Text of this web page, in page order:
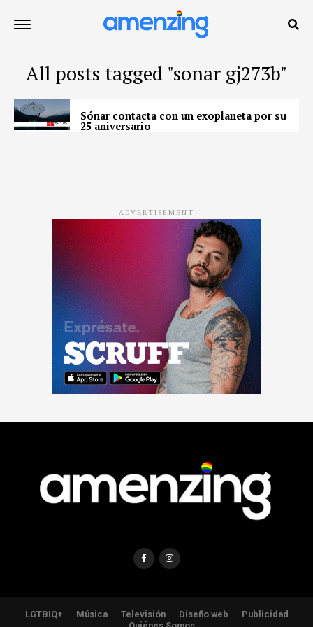
All posts tagged "sonar gj273b"
Sónar contacta con un exoplaneta por su
25 aniversario
ADVERTISEMENT
LGTBIQ+ Música Televisión Diseño web
Publicidad